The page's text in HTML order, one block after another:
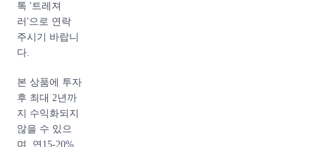
뉴미니 탑핸들
은 일반적으로
시즌백에 속하
는 제품 입니
다.
샤넬은 시즌마
다 새로운 컬렉
션을 선보입니
톡 '트레져
러'으로 연락
주시기 바랍니
다.
본 상품에 투자
후 최대 2년까
지 수익화되지
않을 수 있으
며, 연15-20%